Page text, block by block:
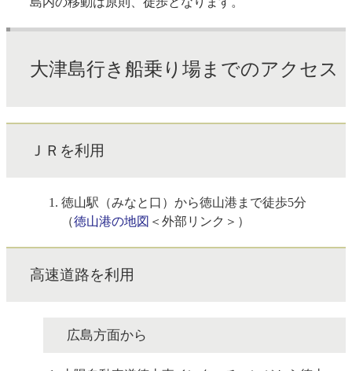
大津島行き船乗り場までのアクセス
ＪＲを利用
徳山駅（みなと口）から徳山港まで徒歩5分
（徳山港の地図 ＜外部リンク＞ ）
高速道路を利用
広島方面から